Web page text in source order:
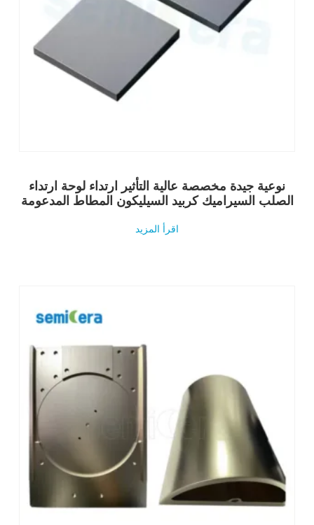
نوعية جيدة مخصصة عالية التأثير ارتداء لوحة ارتداء
الصلب السيراميك كربيد السيليكون المطاط المدعومة
اقرأ المزيد